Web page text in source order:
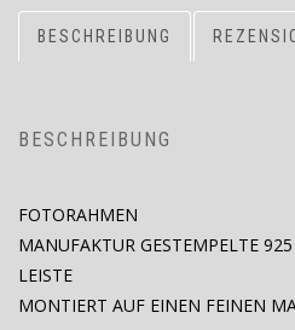
BESCHREIBUNG
BESCHREIBUNG
FOTORAHMEN
MANUFAKTUR GESTEMPELTE
LEISTE
MONTIERT AUF EINEN FEINEN